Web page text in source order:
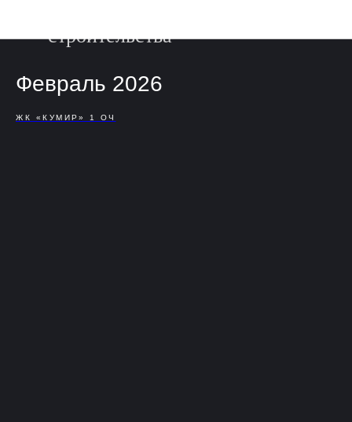
строительства
Февраль 2026
ЖК «КУМИР» 1 ОЧ